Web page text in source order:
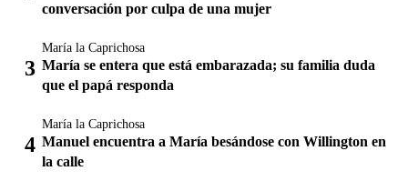
conversación por culpa de una mujer
María la Caprichosa
María se entera que está embarazada; su familia duda
que el papá responda
María la Caprichosa
Manuel encuentra a María besándose con Willington en
la calle